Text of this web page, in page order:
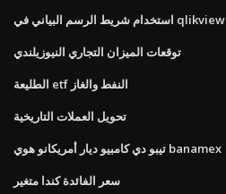
استخدام شريط الرسم البياني في qlikview
توقعات الميزان التجاري النيوزيلندي
الطليعة etf النفط والغاز
تحويل العملات التاريخية
تيبو دي كامبيو ديار أمريكانو هوي banamex
سعر الفائدة كندا متغير